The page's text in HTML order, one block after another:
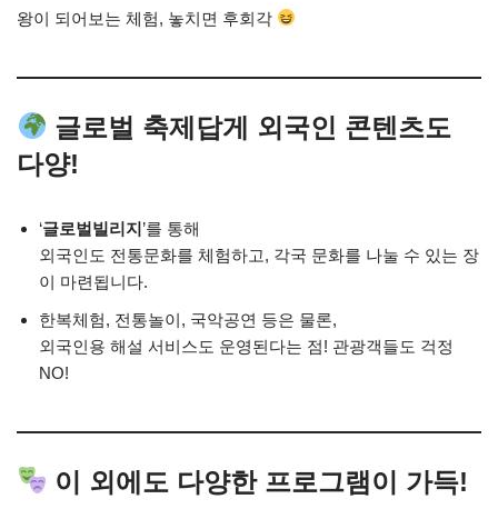
왕이 되어보는 체험, 놓치면 후회각
글로벌 축제답게 외국인 콘텐츠도
다양!
‘글로벌빌리지’를 통해
외국인도 전통문화를 체험하고, 각국 문화를 나눌 수 있는 장
이 마련됩니다.
한복체험, 전통놀이, 국악공연 등은 물론,
외국인용 해설 서비스도 운영된다는 점! 관광객들도 걱정
NO!
이 외에도 다양한 프로그램이 가득!